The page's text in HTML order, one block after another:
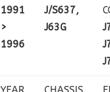
1991
>
1996
J/S637,
J63G